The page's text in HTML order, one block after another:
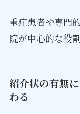
重症患者や専門
院が中心的な役
紹介状の有無
わる